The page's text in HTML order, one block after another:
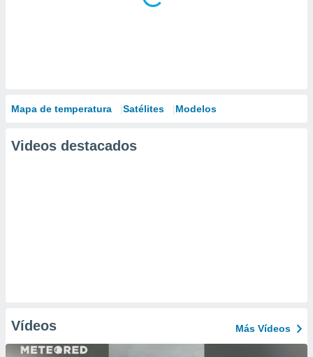
Mapa de temperatura Satélites Modelos
Videos destacados
Vídeos Más Vídeos